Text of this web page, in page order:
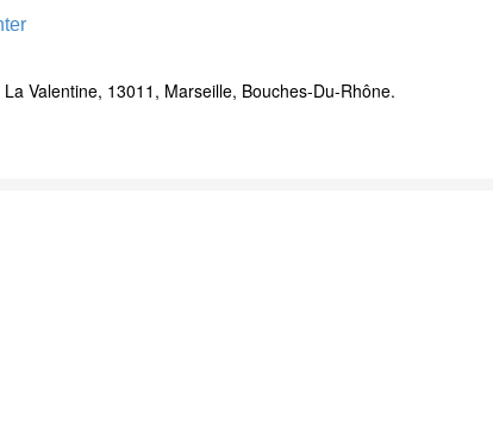
Valentine, 13011, Marseille, Bouches-Du-Rhône.